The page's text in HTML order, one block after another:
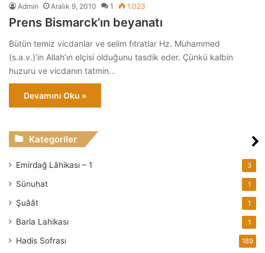
Admin Aralık 9, 2010 1 1.023
Prens Bismarck’ın beyanatı
Bütün temiz vicdanlar ve selim fıtratlar Hz. Muhammed
(s.a.v.)’in Allah’ın elçisi olduğunu tasdik eder. Çünkü kalbin
huzuru ve vicdanın tatmin…
Devamını Oku »
Kategoriler
Emirdağ Lâhikası – 1 3
Sünuhat 1
Şuâât 1
Barla Lahikası 1
Hadis Sofrası 189